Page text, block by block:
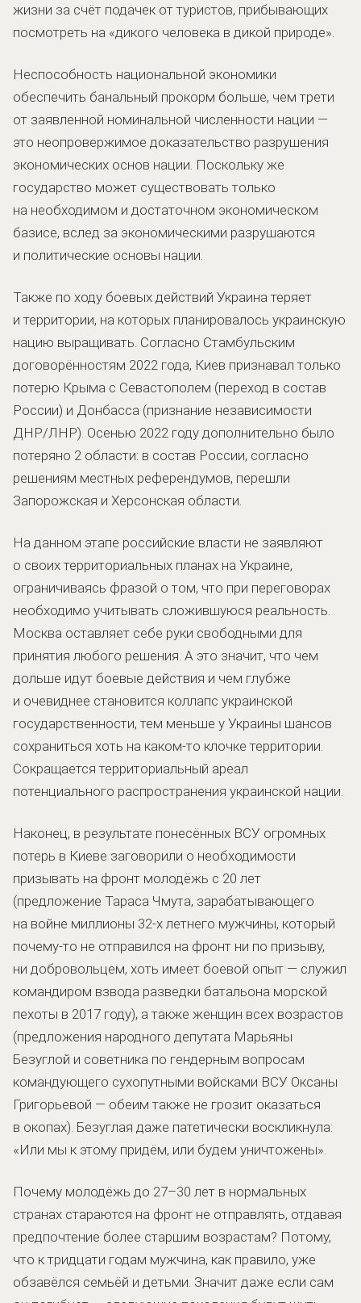
жизни за счёт подачек от туристов, прибывающих
посмотреть на «дикого человека в дикой природе».
Неспособность национальной экономики
обеспечить банальный прокорм больше, чем трети
от заявленной номинальной численности нации —
это неопровержимое доказательство разрушения
экономических основ нации. Поскольку же
государство может существовать только
на необходимом и достаточном экономическом
базисе, вслед за экономическими разрушаются
и политические основы нации.
Также по ходу боевых действий Украина теряет
и территории, на которых планировалось украинскую
нацию выращивать. Согласно Стамбульским
договорённостям 2022 года, Киев признавал только
потерю Крыма с Севастополем (переход в состав
России) и Донбасса (признание независимости
ДНР/ЛНР). Осенью 2022 году дополнительно было
потеряно 2 области: в состав России, согласно
решениям местных референдумов, перешли
Запорожская и Херсонская области.
На данном этапе российские власти не заявляют
о своих территориальных планах на Украине,
ограничиваясь фразой о том, что при переговорах
необходимо учитывать сложившуюся реальность.
Москва оставляет себе руки свободными для
принятия любого решения. А это значит, что чем
дольше идут боевые действия и чем глубже
и очевиднее становится коллапс украинской
государственности, тем меньше у Украины шансов
сохраниться хоть на каком-то клочке территории.
Сокращается территориальный ареал
потенциального распространения украинской нации.
Наконец, в результате понесённых ВСУ огромных
потерь в Киеве заговорили о необходимости
призывать на фронт молодёжь с 20 лет
(предложение Тараса Чмута, зарабатывающего
на войне миллионы 32-х летнего мужчины, который
почему-то не отправился на фронт ни по призыву,
ни добровольцем, хоть имеет боевой опыт — служил
командиром взвода разведки батальона морской
пехоты в 2017 году), а также женщин всех возрастов
(предложения народного депутата Марьяны
Безуглой и советника по гендерным вопросам
командующего сухопутными войсками ВСУ Оксаны
Григорьевой — обеим также не грозит оказаться
в окопах). Безуглая даже патетически воскликнула:
«Или мы к этому придём, или будем уничтожены».
Почему молодёжь до 27–30 лет в нормальных
странах стараются на фронт не отправлять, отдавая
предпочтение более старшим возрастам? Потому,
что к тридцати годам мужчина, как правило, уже
обзавёлся семьёй и детьми. Значит даже если сам